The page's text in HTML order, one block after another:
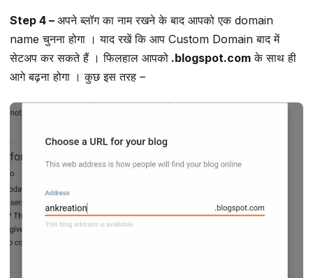
Step 4 – अपने ब्लॉग का नाम रखने के बाद आपको एक domain
name चुनना होगा । याद रखें कि आप Custom Domain बाद में
सेटअप कर सकते हैं । फिलहाल आपको .blogspot.com के साथ ही
आगे बढ़ना होगा । कुछ इस तरह –